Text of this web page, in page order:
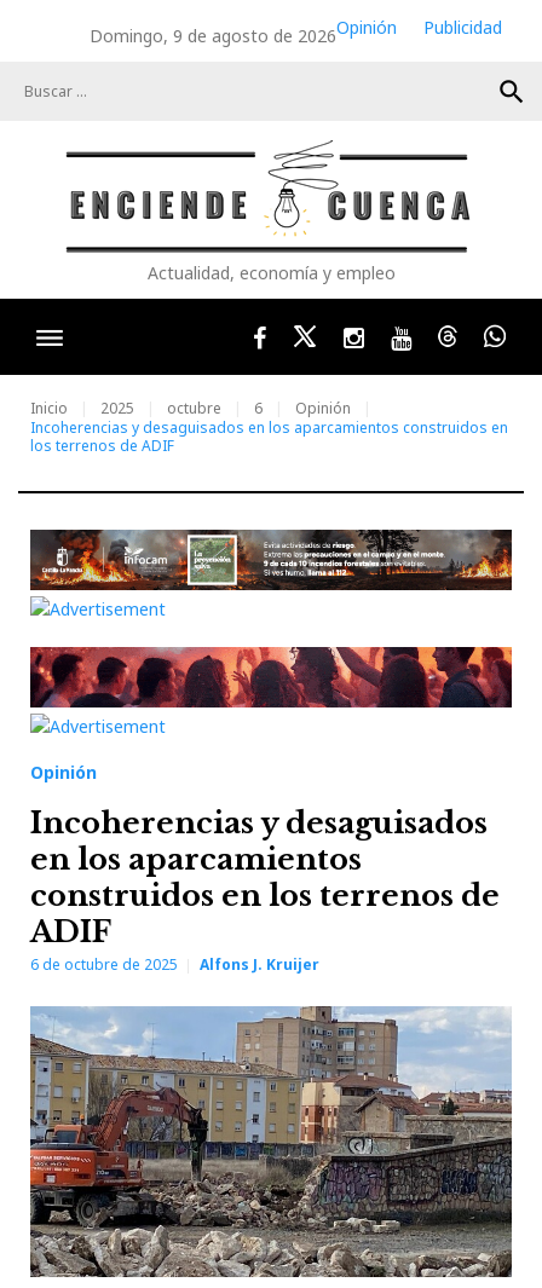
Domingo, 9 de agosto de 2026Opinión
Publicidad
search
Actualidad, economía y empleo
FacebookTwitterInstagram
YoutubeThreads
Inicio 2025 octubre 6
Opinión
Incoherencias y desaguisados en los aparcamientos construidos en
los terrenos de ADIF
Opinión
Incoherencias y desaguisados
en los aparcamientos
construidos en los terrenos de
ADIF
6 de octubre de 2025 Alfons J. Kruijer